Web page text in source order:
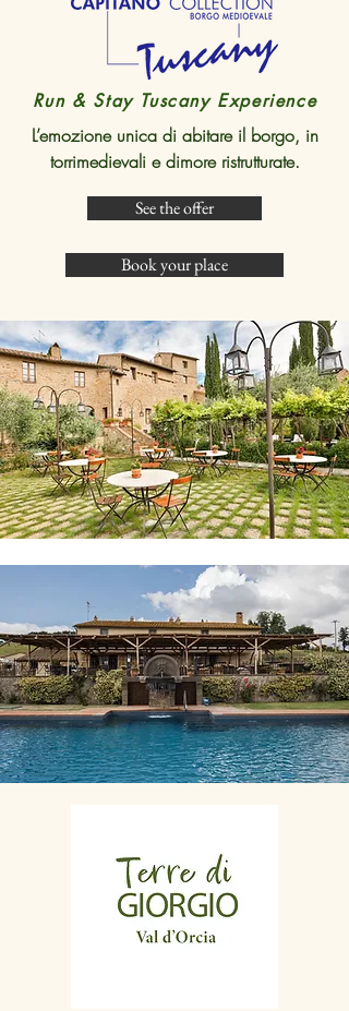
Run & Stay Tuscany Experience
L’emozione unica di abitare il borgo, in
torrimedievali e dimore ristrutturate.
See the offer
Book your place